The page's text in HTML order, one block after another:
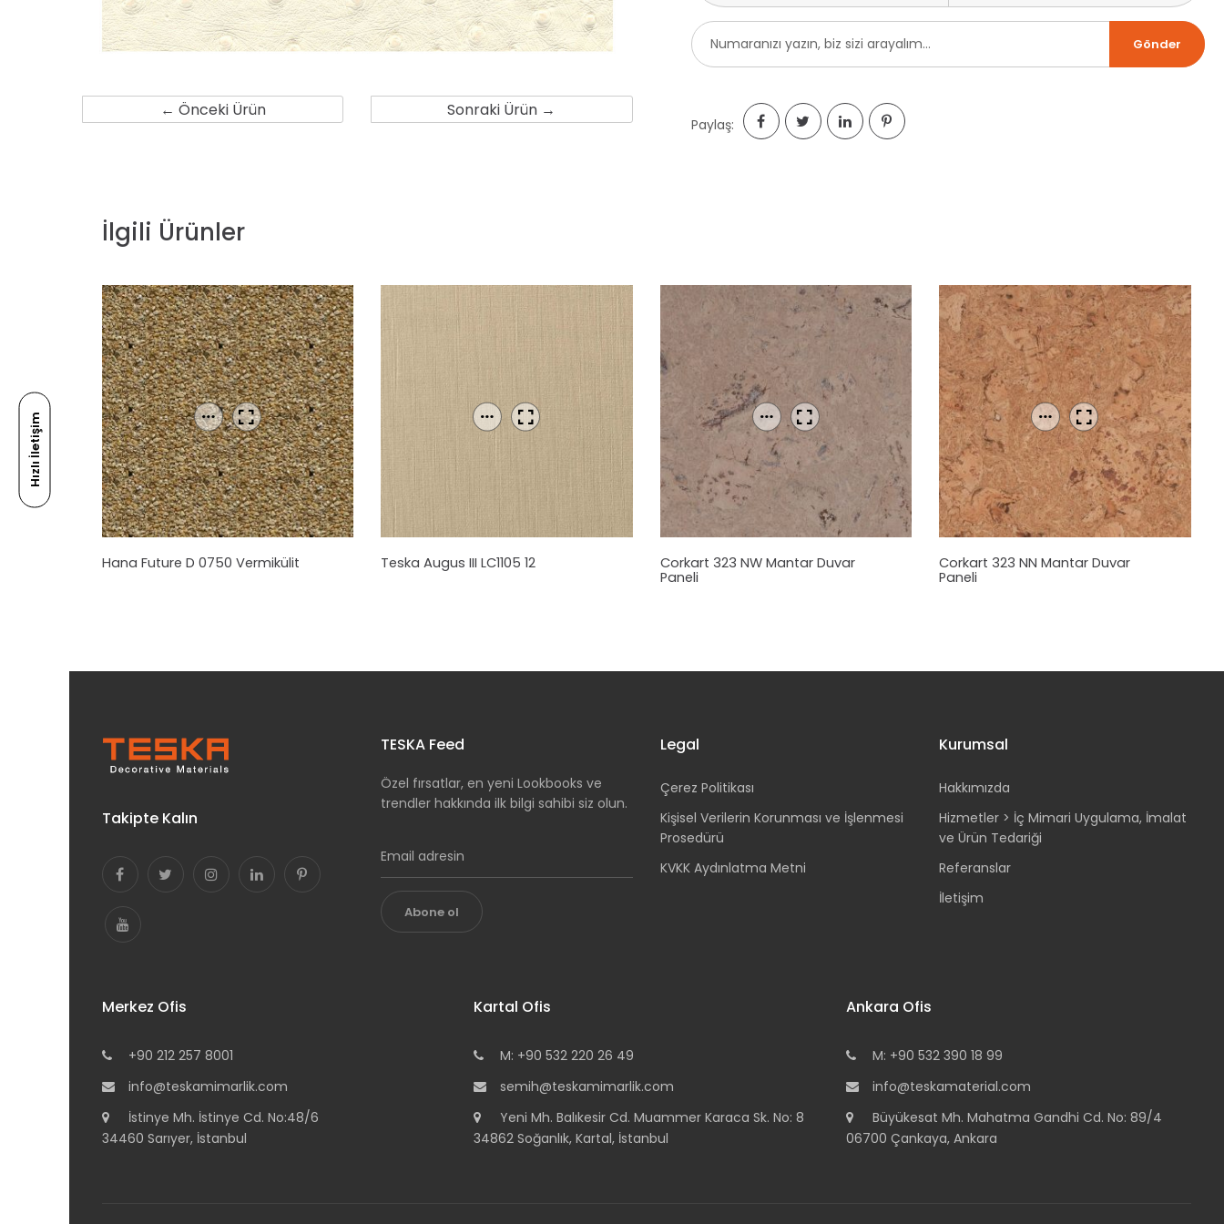
Hızlı İletişim
← Önceki Ürün Sonraki Ürün →
Paylaş:
İlgili Ürünler
Hana Future D 0750 Vermikülit Teska Augus III LC1105 12 Corkart 323 NW Mantar Duvar
Paneli
Corkart 323 NN Mantar Duvar
Paneli
Takipte Kalın
TESKA Feed
Özel fırsatlar, en yeni Lookbooks ve
trendler hakkında ilk bilgi sahibi siz olun.
Abone ol
Legal
Çerez Politikası
Kişisel Verilerin Korunması ve İşlenmesi
Prosedürü
KVKK Aydınlatma Metni
Kurumsal
Hakkımızda
Hizmetler > İç Mimari Uygulama, İmalat
ve Ürün Tedariği
Referanslar
İletişim
Merkez Ofis
+90 212 257 8001
info@teskamimarlik.com
İstinye Mh. İstinye Cd. No:48/6
34460 Sarıyer, İstanbul
Kartal Ofis
M: +90 532 220 26 49
semih@teskamimarlik.com
Yeni Mh. Balıkesir Cd. Muammer Karaca Sk. No: 8
34862 Soğanlık, Kartal, İstanbul
Ankara Ofis
M: +90 532 390 18 99
info@teskamaterial.com
Büyükesat Mh. Mahatma Gandhi Cd. No: 89/4
06700 Çankaya, Ankara